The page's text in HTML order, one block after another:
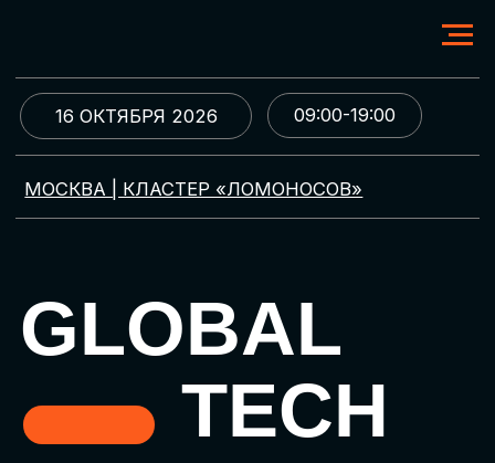
МОСКВА | КЛАСТЕР «ЛОМОНОСОВ»
GLOBAL
TECH
FORUM
Цифровая трансформация
и автоматизация бизнеса
09:00-19:00
16 ОКТЯБРЯ 2026